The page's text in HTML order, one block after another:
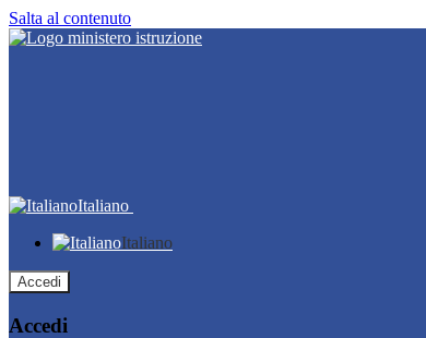
Salta al contenuto
Italiano
Italiano
Accedi
Accedi